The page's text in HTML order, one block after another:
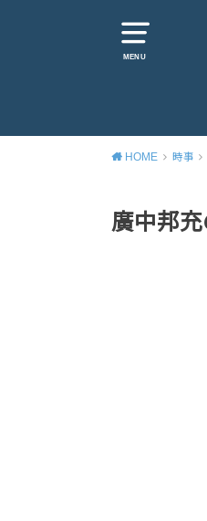
MENU
HOME 時事
廣中邦